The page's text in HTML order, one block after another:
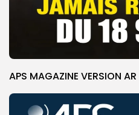
APS MAGAZINE VERSION AR